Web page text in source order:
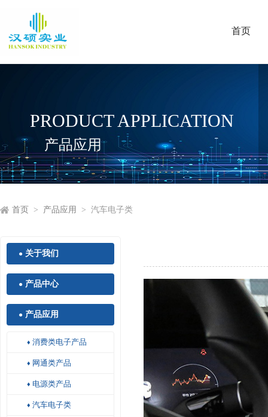
首页
PRODUCT APPLICATION
产品应用
首页 > 产品应用 > 汽车电子类
● 关于我们
● 产品中心
● 产品应用
♦ 消费类电子产品
♦ 网通类产品
♦ 电源类产品
♦ 汽车电子类